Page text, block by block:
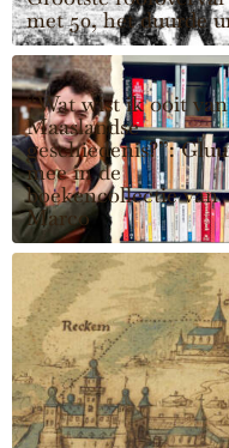
met 50, het duurde
“Wat wist ik ooit van
Maaslandse
geschiedenis?”:
mee in de
boekencollectie van
Marco